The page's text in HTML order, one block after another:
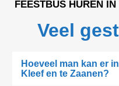
FEESTBUS HUREN
Veel
Hoeveel man kan er
Kleef en te Zaanen?